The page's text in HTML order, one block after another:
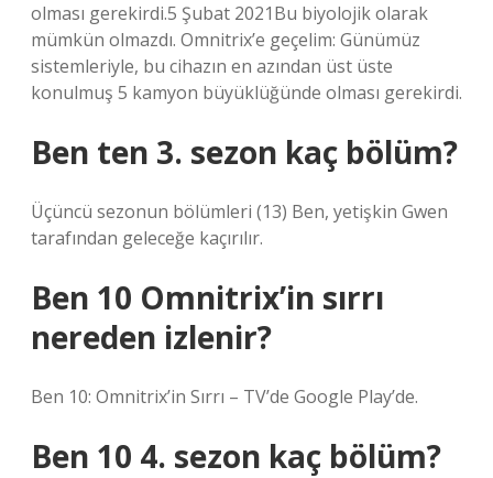
olması gerekirdi.5 Şubat 2021Bu biyolojik olarak
mümkün olmazdı. Omnitrix’e geçelim: Günümüz
sistemleriyle, bu cihazın en azından üst üste
konulmuş 5 kamyon büyüklüğünde olması gerekirdi.
Ben ten 3. sezon kaç bölüm?
Üçüncü sezonun bölümleri (13) Ben, yetişkin Gwen
tarafından geleceğe kaçırılır.
Ben 10 Omnitrix’in sırrı
nereden izlenir?
Ben 10: Omnitrix’in Sırrı – TV’de Google Play’de.
Ben 10 4. sezon kaç bölüm?